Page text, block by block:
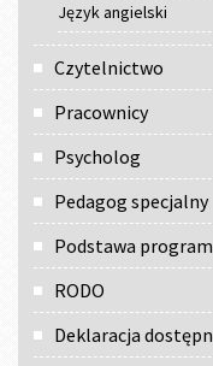
Język angielski
Czytelnictwo
Pracownicy
Psycholog
Pedagog specjalny
Podstawa
RODO
Deklaracja